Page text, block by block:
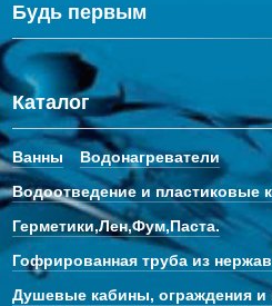
Будь первым
Каталог
Ванны
Водонагреватели
Водоотведение и пластиковые
Герметики,Лен,Фум,Паста.
Гофрированная труба из
Душевые кабины, ограждения и